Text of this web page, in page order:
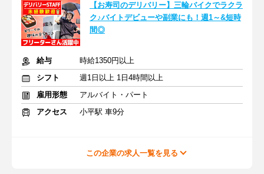
【お寿司のデリバリー】三輪バイクでラクラ
ク♪バイトデビューや副業にも！週1～&短時
間◎
給与
時給1350円以上
シフト
週1日以上 1日4時間以上
雇用形態
アルバイト・パート
アクセス
小平駅 車9分
この企業の求人一覧を見る